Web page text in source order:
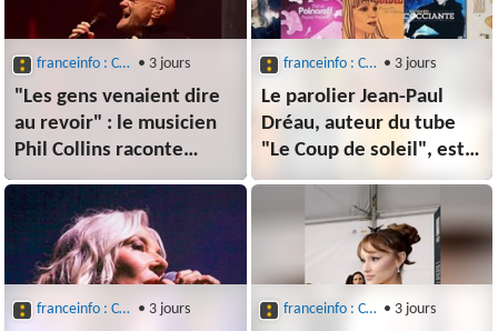
franceinfo : Culture : Musique • 3 jours
"Les gens venaient dire
au revoir" : le musicien
Phil Collins raconte
comment son alcoolisme
l'a poussé aux portes de
la mort en 2024
franceinfo : Culture : Musique • 3 jours
Le parolier Jean-Paul
Dréau, auteur du tube
"Le Coup de soleil", est
mort à 73 ans
franceinfo : Culture : Musique • 3 jours franceinfo : Culture : Musique • 3 jours